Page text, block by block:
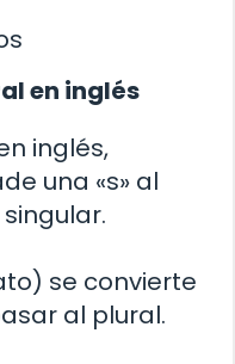
en inglés
inglés,
una «s» al
se convierte
al plural.